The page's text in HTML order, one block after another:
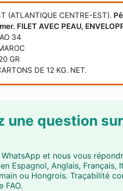
(ATLANTIQUE CENTRE-EST).
FILET AVEC PEAU,
34
GR
DE 12 KG. NET.
une question
et nous vous
Espagnol, Anglais, Français,
ou Hongrois. Traçabilité
FAO.